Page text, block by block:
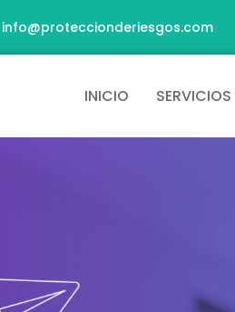
info@proteccionderiesgos.com
INICIO SERVICIOS